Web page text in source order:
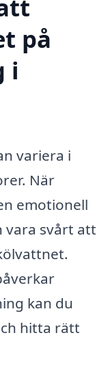
på
i
variera i
När
emotionell
vara svårt att
kan du
hitta rätt